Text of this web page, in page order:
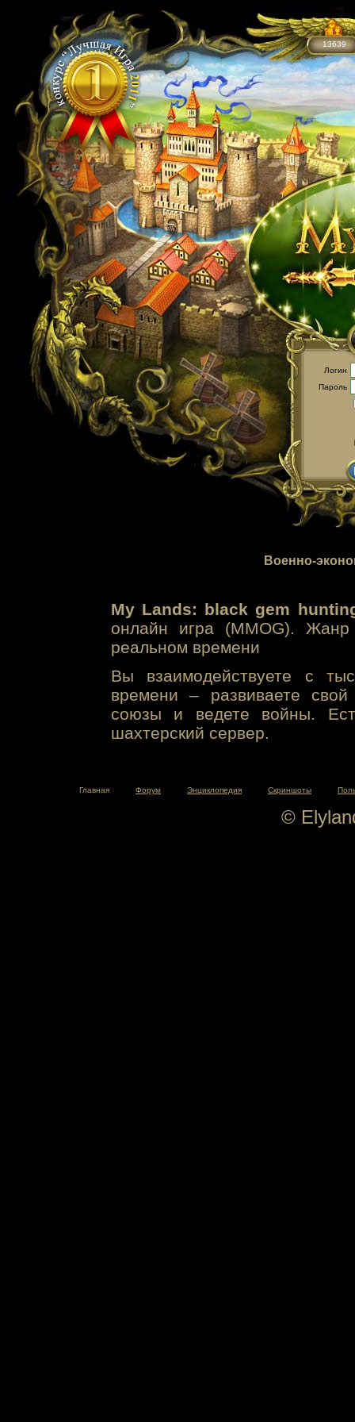
13639
Логин
Пароль
Военно-
My Lands: black gem
онлайн игра (MMOG). Жанр
реальном времени
Вы взаимодействуете с
времени – развиваете свой
союзы и ведете войны.
шахтерский сервер.
Главная Форум Энциклопедия Скриншоты
©